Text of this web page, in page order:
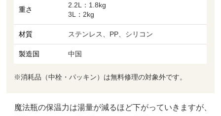
重さ
2.2L：1.8kg
3L：2kg
材質 ステンレス、PP、シリコン
製造国 中国
※消耗品（中栓・パッキン）は無料修理の対象外です。
魔法瓶の保温力は湯量が減るほど下がっていきますが、